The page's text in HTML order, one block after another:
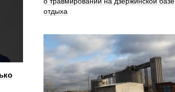
отдыха